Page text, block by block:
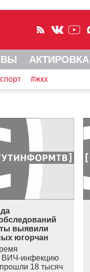
АКТИРОВКА
#жкх
выявили
югорчан
ВИЧ-инфекцию
18 тысяч